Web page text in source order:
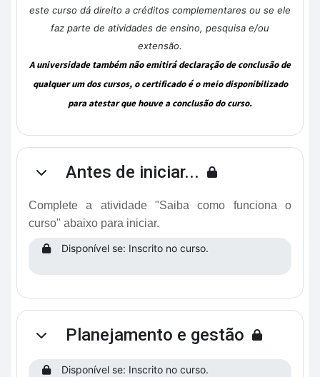
este curso dá direito a créditos complementares ou se ele
faz parte de atividades de ensino, pesquisa e/ou
extensão.
A universidade também não emitirá declaração de conclusão de
qualquer um dos cursos, o certificado é o meio disponibilizado
para atestar que houve a conclusão do curso.
ContrairAntes de iniciar...
Complete a atividade "Saiba como funciona o
curso" abaixo para iniciar.
Disponível se: Inscrito no curso.
ContrairPlanejamento e gestão
Disponível se: Inscrito no curso.